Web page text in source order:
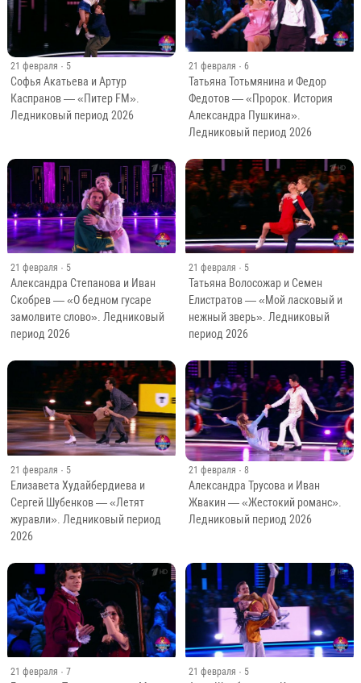
21 февраля · 5
Софья Акатьева и Артур
Каспранов — «Питер FM».
Ледниковый период 2026
21 февраля · 6
Татьяна Тотьмянина и Федор
Федотов — «Пророк. История
Александра Пушкина».
Ледниковый период 2026
21 февраля · 5
Александра Степанова и Иван
Скобрев — «О бедном гусаре
замолвите слово». Ледниковый
период 2026
21 февраля · 5
Татьяна Волосожар и Семен
Елистратов — «Мой ласковый и
нежный зверь». Ледниковый
период 2026
21 февраля · 5
Елизавета Худайбердиева и
Сергей Шубенков — «Летят
журавли». Ледниковый период
2026
21 февраля · 8
Александра Трусова и Иван
Жвакин — «Жестокий романс».
Ледниковый период 2026
21 февраля · 7 21 февраля · 5